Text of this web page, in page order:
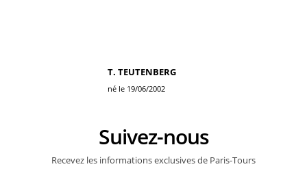
T. TEUTENBERG
né le 19/06/2002
Suivez-nous
Recevez les informations exclusives de Paris-Tours